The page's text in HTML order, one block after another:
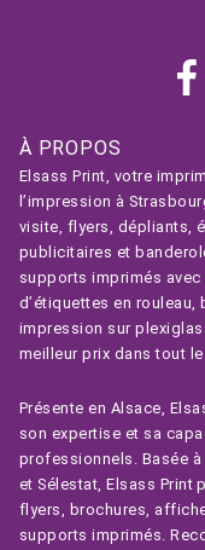
À PROPOS
Elsass Print, votre
l’impression à
visite, flyers, dépliants,
publicitaires et
supports imprimés
d’étiquettes en rouleau,
impression sur
meilleur prix dans tout le
Présente en Alsace,
son expertise et sa
professionnels. Basée à
et Sélestat, Elsass Print
flyers, brochures,
supports imprimés.